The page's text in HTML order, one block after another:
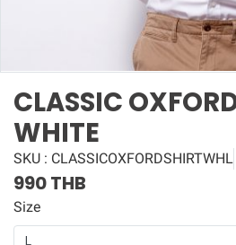
CLASSIC
WHITE
SKU : CLASSICOXFORDSHIRTWHL
990 THB
Size
L